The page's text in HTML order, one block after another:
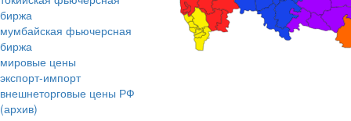
биржа
мумбайская фьючерсная
биржа
мировые цены
экспорт-импорт
внешнеторговые цены РФ
(архив)